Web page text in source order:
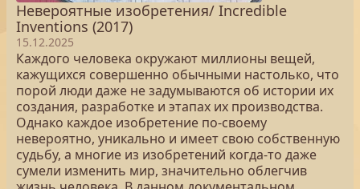
Невероятные изобретения/ Incredible
Inventions (2017)
15.12.2025
Каждого человека окружают миллионы вещей,
кажущихся совершенно обычными настолько, что
порой люди даже не задумываются об истории их
создания, разработке и этапах их производства.
Однако каждое изобретение по-своему
невероятно, уникально и имеет свою собственную
судьбу, а многие из изобретений когда-то даже
сумели изменить мир, значительно облегчив